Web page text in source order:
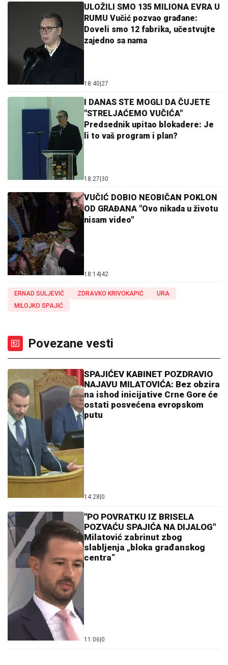
ULOŽILI SMO 135 MILIONA EVRA U
RUMU Vučić pozvao građane:
Doveli smo 12 fabrika, učestvujte
zajedno sa nama
18:40 27
I DANAS STE MOGLI DA ČUJETE
"STRELJAĆEMO VUČIĆA"
Predsednik upitao blokadere: Je
li to vaš program i plan?
18:27 30
VUČIĆ DOBIO NEOBIČAN POKLON
OD GRAĐANA "Ovo nikada u životu
nisam video"
18:14 42
ERNAD SULJEVIĆ ZDRAVKO KRIVOKAPIĆ
URA
MILOJKO SPAJIĆ
Povezane vesti
SPAJIĆEV KABINET POZDRAVIO
NAJAVU MILATOVIĆA: Bez obzira
na ishod inicijative Crne Gore će
ostati posvećena evropskom
putu
14:28 0
"PO POVRATKU IZ BRISELA
POZVAĆU SPAJIĆA NA DIJALOG"
Milatović zabrinut zbog
slabljenja „bloka građanskog
centra“
11:06 0